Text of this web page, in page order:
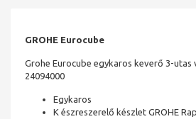
GROHE Eurocube
Grohe Eurocube egykaros keverő 3-utas
24094000
Egykaros
K észreszerelő készlet GROHE